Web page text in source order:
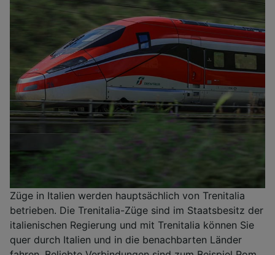
Züge in Italien werden hauptsächlich von Trenitalia
betrieben. Die Trenitalia-Züge sind im Staatsbesitz der
italienischen Regierung und mit Trenitalia können Sie
quer durch Italien und in die benachbarten Länder